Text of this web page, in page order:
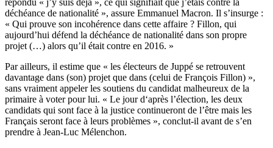
déchéance de nationalité », assure Emmanuel Macron. Il s’insurge :
« Qui prouve son incohérence dans cette affaire ? Fillon, qui
aujourd’hui défend la déchéance de nationalité dans son propre
projet (…) alors qu’il était contre en 2016. »
Par ailleurs, il estime que « les électeurs de Juppé se retrouvent
davantage dans (son) projet que dans (celui de François Fillon) »,
sans vraiment appeler les soutiens du candidat malheureux de la
primaire à voter pour lui. « Le jour d‘après l’élection, les deux
candidats qui sont face à la justice continueront de l’être mais les
Français seront face à leurs problèmes », conclut-il avant de s’en
prendre à Jean-Luc Mélenchon.